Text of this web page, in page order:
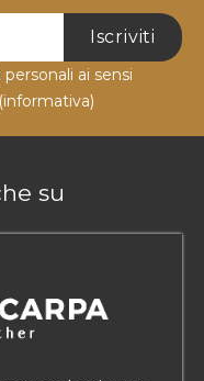
Iscriviti
ai sensi
(informativa)
su